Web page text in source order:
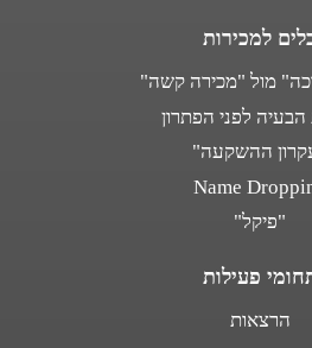
למכירות
מול "מכירה קשה"
לפני הפתרון
ההשקעה"
Name
"פיקל"
פעילות
הרצאות